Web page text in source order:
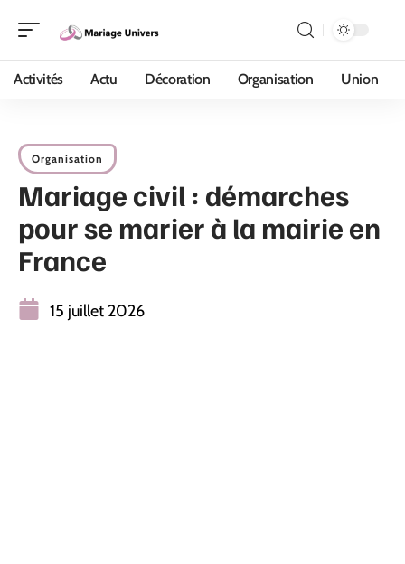
Activités Actu Décoration Organisation Union
Organisation
Mariage civil : démarches
pour se marier à la mairie en
France
15 juillet 2026